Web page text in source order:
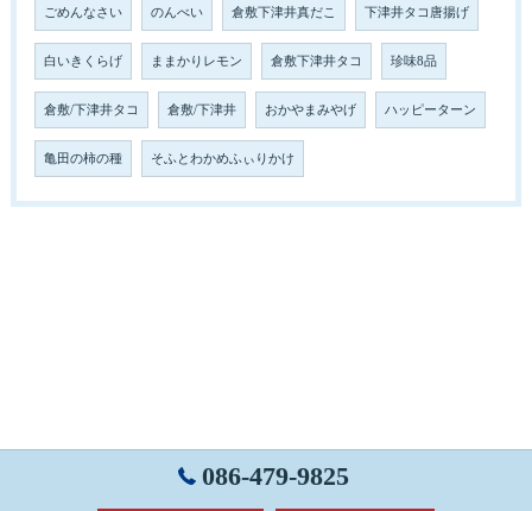
ごめんなさい のんべい 倉敷下津井真だこ 下津井タコ唐揚げ
白いきくらげ ままかりレモン 倉敷下津井タコ 珍味8品
倉敷/下津井タコ 倉敷/下津井 おかやまみやげ ハッピーターン
亀田の柿の種 そふとわかめふぃりかけ
086-479-9825